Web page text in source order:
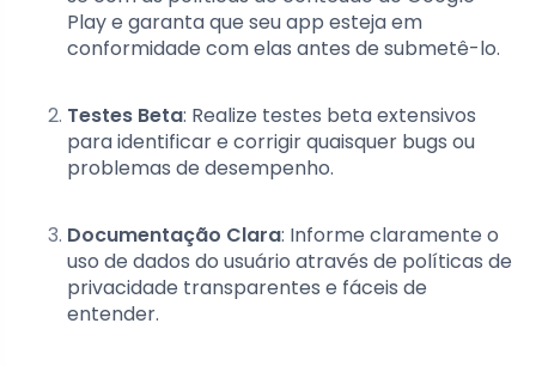
Play e garanta que seu app esteja em
conformidade com elas antes de submetê-lo.
Testes Beta: Realize testes beta extensivos
para identificar e corrigir quaisquer bugs ou
problemas de desempenho.
Documentação Clara: Informe claramente o
uso de dados do usuário através de políticas de
privacidade transparentes e fáceis de
entender.